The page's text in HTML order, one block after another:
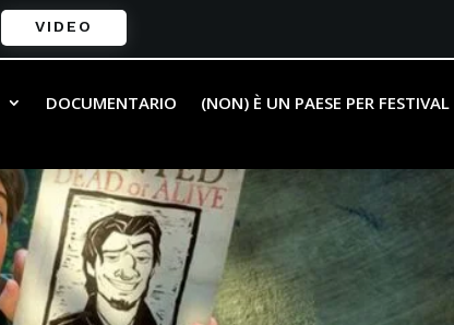
VIDEO
DOCUMENTARIO (NON) È UN PAESE PER FESTIVAL